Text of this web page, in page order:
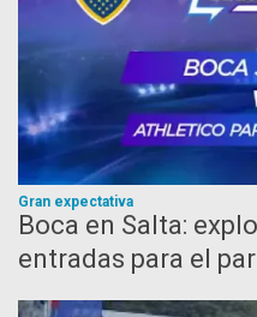
Gran expectativa
Boca en Salta:
entradas para el